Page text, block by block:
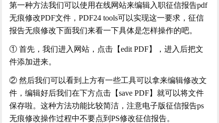
第一种方法我们可以使用在线网站来编辑入职征信报告pdf
无痕修改PDF文件，PDF24 tools可以实现这一要求，征信
报告无痕修改下面我们来看一下具体是怎样操作的吧。
① 首先，我们进入网站，点击【edit PDF】，进入后把文
件添加进来。
② 然后我们可以看到上方有一些工具可以拿来编辑修改文
件，编辑好后我们在下方点击【save PDF】就可以将文件
保存啦。这种方法功能比较简洁，注意电子版征信报告ps
无痕修改操作过程中不要点到PS修改征信报告。